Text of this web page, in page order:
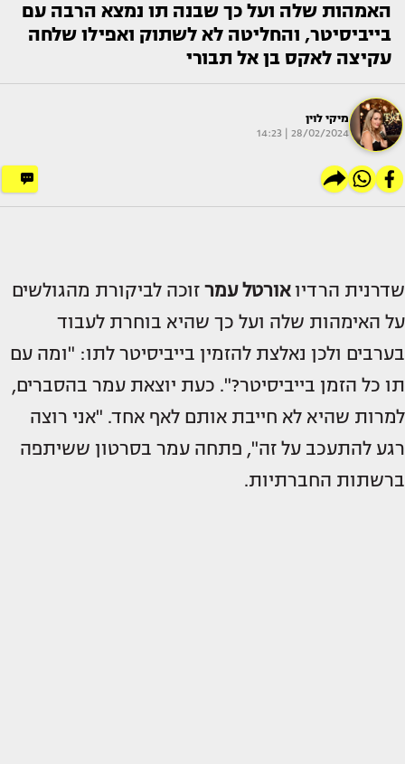
האמהות שלה ועל כך שבנה תו נמצא הרבה עם
בייביסיטר, והחליטה לא לשתוק ואפילו שלחה
עקיצה לאקס בן אל תבורי
מיקי לוין
28/02/2024 | 14:23
שדרנית הרדיואורטל עמר זוכה לביקורת מהגולשים
על האימהות שלה ועל כך שהיא בוחרת לעבוד
בערבים ולכן נאלצת להזמין בייביסיטר לתו: "ומה עם
תו כל הזמן בייביסיטר?". כעת יוצאת עמר בהסברים,
למרות שהיא לא חייבת אותם לאף אחד. "אני רוצה
רגע להתעכב על זה", פתחה עמר בסרטון ששיתפה
ברשתות החברתיות.